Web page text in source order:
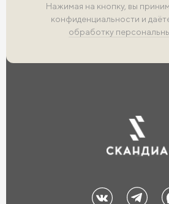
Нажимая на кнопку, вы
конфиденциальности и
обработку